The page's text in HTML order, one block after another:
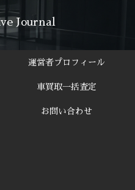
Journal
運営者プロフィール
車買取一括査定
お問い合わせ